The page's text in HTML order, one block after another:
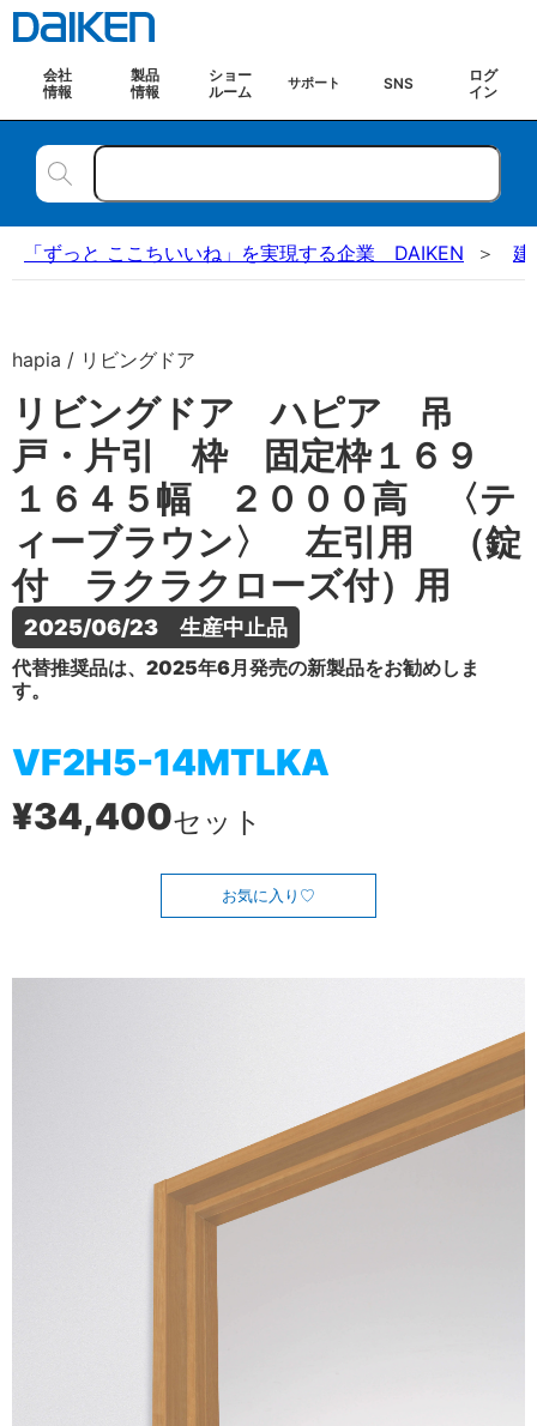
会社
情報
製品
情報
ショー
ルーム
サポート SNS
ログ
イン
「ずっと ここちいいね」を実現する企業 DAIKEN 建
hapia / リビングドア
リビングドア ハピア 吊
戸・片引 枠 固定枠１６９
１６４５幅 ２０００高 〈テ
ィーブラウン〉 左引用 （錠
付 ラクラクローズ付）用
2025/06/23　生産中止品
代替推奨品は、2025年6月発売の新製品をお勧めしま
す。
VF2H5-14MTLKA
¥34,400セット
お気に入り